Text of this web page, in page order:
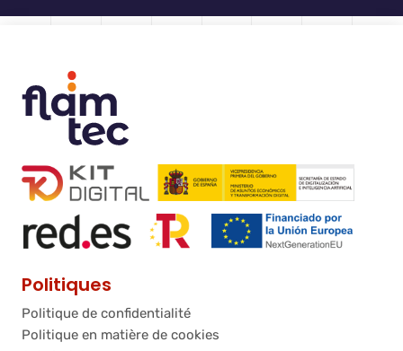
Politiques
Politique de confidentialité
Politique en matière de cookies